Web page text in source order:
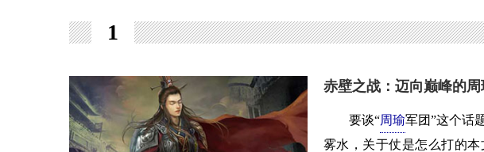
1
赤壁之战：迈向巅峰的周
要谈“周瑜军团”这个话
雾水，关于仗是怎么打的